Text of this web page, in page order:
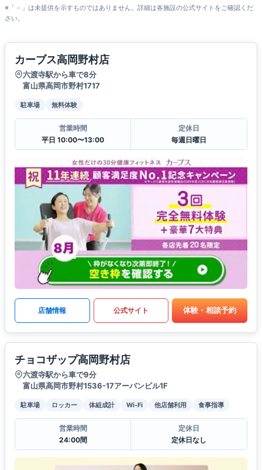
※「－」は未提供を示すものではありません。詳細は各施設の公式サイトをご確認くだ
さい。
カーブス高岡野村店
六渡寺駅から車で8分
富山県高岡市野村1717
駐車場 無料体験
営業時間
平日 10:00〜13:00
定休日
毎週日曜日
店舗情報 公式サイト 体験・相談予約
チョコザップ高岡野村店
六渡寺駅から車で9分
富山県高岡市野村1536-17アーバンビル1F
駐車場 ロッカー 体組成計 Wi-Fi 他店舗利用 食事指導
営業時間
24:00間
定休日
定休日なし